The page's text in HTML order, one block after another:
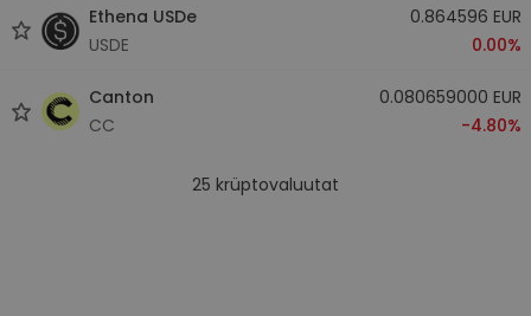
Ethena USDe
USDE
0.864596 EUR
0.00%
Canton
CC
0.080659000 EUR
-4.80%
25 krüptovaluutat